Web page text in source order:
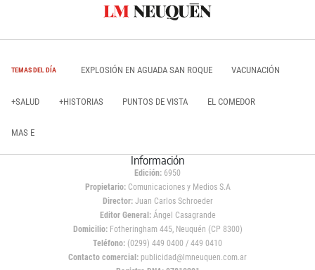
TEMAS DEL DÍA EXPLOSIÓN EN AGUADA SAN ROQUE VACUNACIÓN
+SALUD +HISTORIAS PUNTOS DE VISTA EL COMEDOR
MAS E
Información
Edición: 6950
Propietario:Comunicaciones y Medios S.A
Director: Juan Carlos Schroeder
Editor General:Ángel Casagrande
Domicilio:Fotheringham 445, Neuquén (CP 8300)
Teléfono: (0299) 449 0400 / 449 0410
Contacto comercial: publicidad@lmneuquen.com.ar